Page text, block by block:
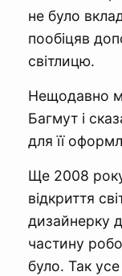
не було
пообіцяв
світлицю.
Нещодавно
Багмут і
для її
Ще 2008
відкриття
дизайнерку
частину
було. Так